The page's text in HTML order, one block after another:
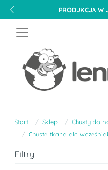
PRODUKCJA W
Start Sklep
Chusty do
Chusta tkana dla
Filtry